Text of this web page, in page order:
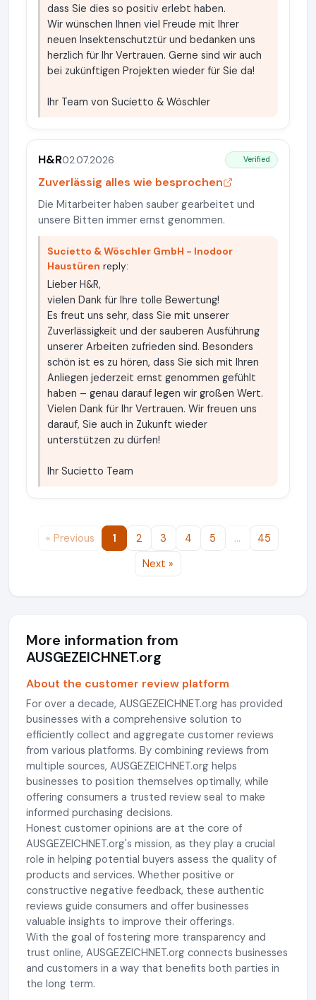
dass Sie dies so positiv erlebt haben.
Wir wünschen Ihnen viel Freude mit Ihrer
neuen Insektenschutztür und bedanken uns
herzlich für Ihr Vertrauen. Gerne sind wir auch
bei zukünftigen Projekten wieder für Sie da!
Ihr Team von Sucietto & Wöschler
H&R02.07.2026 Verified
Zuverlässig alles wie besprochen
Die Mitarbeiter haben sauber gearbeitet und
unsere Bitten immer ernst genommen.
Sucietto & Wöschler GmbH - Inodoor
Haustüren reply:
Lieber H&R,
vielen Dank für Ihre tolle Bewertung!
Es freut uns sehr, dass Sie mit unserer
Zuverlässigkeit und der sauberen Ausführung
unserer Arbeiten zufrieden sind. Besonders
schön ist es zu hören, dass Sie sich mit Ihren
Anliegen jederzeit ernst genommen gefühlt
haben – genau darauf legen wir großen Wert.
Vielen Dank für Ihr Vertrauen. Wir freuen uns
darauf, Sie auch in Zukunft wieder
unterstützen zu dürfen!
Ihr Sucietto Team
« Previous 1 2 3 4 5 …
45
Next »
More information from
AUSGEZEICHNET.org
About the customer review platform
For over a decade, AUSGEZEICHNET.org has provided
businesses with a comprehensive solution to
efficiently collect and aggregate customer reviews
from various platforms. By combining reviews from
multiple sources, AUSGEZEICHNET.org helps
businesses to position themselves optimally, while
offering consumers a trusted review seal to make
informed purchasing decisions.
Honest customer opinions are at the core of
AUSGEZEICHNET.org's mission, as they play a crucial
role in helping potential buyers assess the quality of
products and services. Whether positive or
constructive negative feedback, these authentic
reviews guide consumers and offer businesses
valuable insights to improve their offerings.
With the goal of fostering more transparency and
trust online, AUSGEZEICHNET.org connects businesses
and customers in a way that benefits both parties in
the long term.